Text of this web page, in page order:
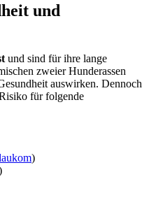
und
und sind für ihre lange
zweier Hunderassen
auswirken. Dennoch
für folgende
)